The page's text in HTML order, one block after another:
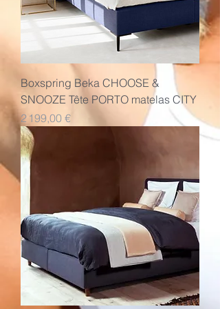
Boxspring Beka CHOOSE &
SNOOZE Tête PORTO matelas CITY
Prix
2 199,00 €